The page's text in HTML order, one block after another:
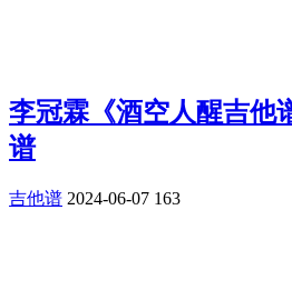
李冠霖《酒空人醒吉他
谱
吉他谱 2024-06-07 163